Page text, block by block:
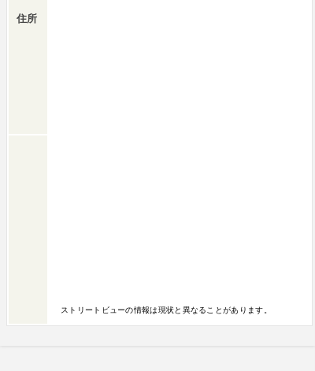
住所
ストリートビューの情報は現状と異なることがあります。